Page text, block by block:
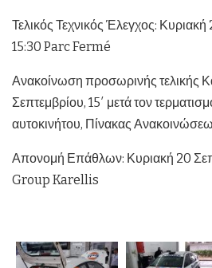
Τελικός Τεχνικός Έλεγχος:
15:30 Parc Fermé
Ανακοίνωση προσωρινής τελικής
Σεπτεμβρίου, 15′ μετά τον
αυτοκινήτου, Πίνακας
Απονομή Επάθλων: Κυριακή 20
Group Karellis